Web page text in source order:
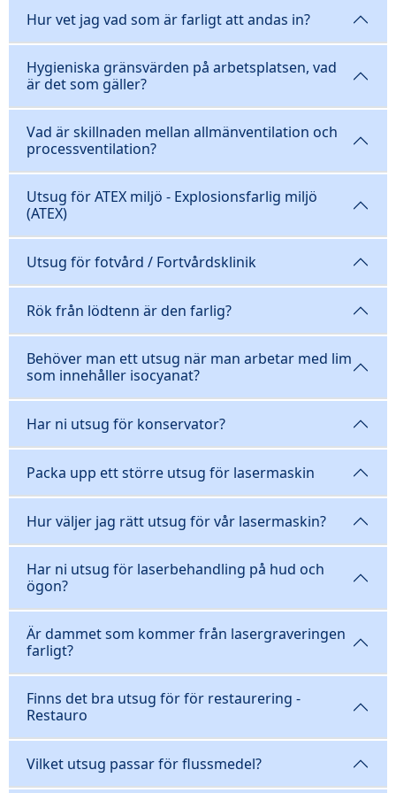
Hur vet jag vad som är farligt att andas in?
Hygieniska gränsvärden på arbetsplatsen, vad
är det som gäller?
Vad är skillnaden mellan allmänventilation och
processventilation?
Utsug för ATEX miljö - Explosionsfarlig miljö
(ATEX)
Utsug för fotvård / Fortvårdsklinik
Rök från lödtenn är den farlig?
Behöver man ett utsug när man arbetar med lim
som innehåller isocyanat?
Har ni utsug för konservator?
Packa upp ett större utsug för lasermaskin
Hur väljer jag rätt utsug för vår lasermaskin?
Har ni utsug för laserbehandling på hud och
ögon?
Är dammet som kommer från lasergraveringen
farligt?
Finns det bra utsug för för restaurering -
Restauro
Vilket utsug passar för flussmedel?